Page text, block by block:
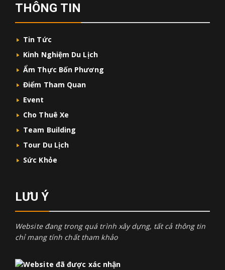
THÔNG TIN
Tin Tức
Kinh Nghiệm Du Lịch
Ẩm Thực Bốn Phương
Điểm Tham Quan
Event
Cho Thuê Xe
Team Building
Tour Du Lịch
Sức Khỏe
LƯU Ý
Website đang trong quá trình xây dựng, tất cả thông tin
chỉ mang tính chất tham khảo